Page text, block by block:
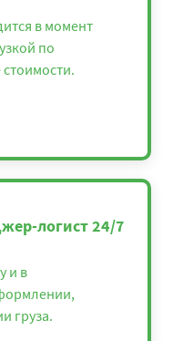
в момент
по
логист 24/7
и в
груза.